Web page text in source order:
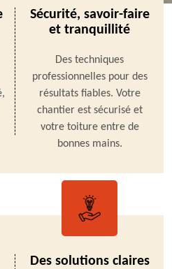
Sécurité, savoir-faire
et tranquillité
Des techniques
professionnelles pour des
résultats fiables. Votre
chantier est sécurisé et
votre toiture entre de
bonnes mains.
Des solutions claires